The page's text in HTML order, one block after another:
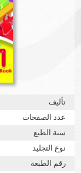
تأليف
عدد الصفحات
سنة الطبع
نوع التجليد
رقم الطبعة